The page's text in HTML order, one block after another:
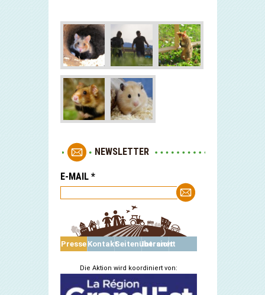
NEWSLETTER
E-MAIL *
Presse KontaktSeitenübersicht
Intranet
Die Aktion wird koordiniert von: